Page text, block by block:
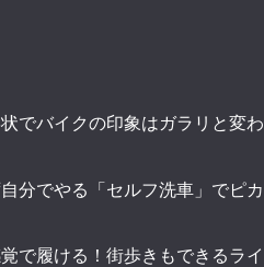
でバイクの印象はガラリと変わ
分でやる「セルフ洗車」でピカ
で履ける！街歩きもできるライ